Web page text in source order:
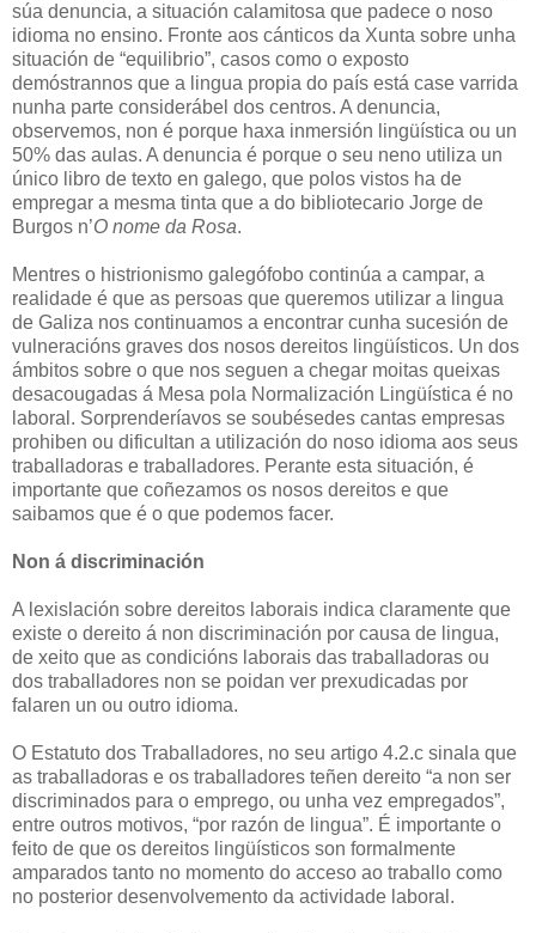
súa denuncia, a situación calamitosa que padece o noso
idioma no ensino. Fronte aos cánticos da Xunta sobre unha
situación de “equilibrio”, casos como o exposto
demóstrannos que a lingua propia do país está case varrida
nunha parte considerábel dos centros. A denuncia,
observemos, non é porque haxa inmersión lingüística ou un
50% das aulas. A denuncia é porque o seu neno utiliza un
único libro de texto en galego, que polos vistos ha de
empregar a mesma tinta que a do bibliotecario Jorge de
Burgos n’O nome da Rosa.
Mentres o histrionismo galegófobo continúa a campar, a
realidade é que as persoas que queremos utilizar a lingua
de Galiza nos continuamos a encontrar cunha sucesión de
vulneracións graves dos nosos dereitos lingüísticos. Un dos
ámbitos sobre o que nos seguen a chegar moitas queixas
desacougadas á Mesa pola Normalización Lingüística é no
laboral. Sorprenderíavos se soubésedes cantas empresas
prohiben ou dificultan a utilización do noso idioma aos seus
traballadoras e traballadores. Perante esta situación, é
importante que coñezamos os nosos dereitos e que
saibamos que é o que podemos facer.
Non á discriminación
A lexislación sobre dereitos laborais indica claramente que
existe o dereito á non discriminación por causa de lingua,
de xeito que as condicións laborais das traballadoras ou
dos traballadores non se poidan ver prexudicadas por
falaren un ou outro idioma.
O Estatuto dos Traballadores, no seu artigo 4.2.c sinala que
as traballadoras e os traballadores teñen dereito “a non ser
discriminados para o emprego, ou unha vez empregados”,
entre outros motivos, “por razón de lingua”. É importante o
feito de que os dereitos lingüísticos son formalmente
amparados tanto no momento do acceso ao traballo como
no posterior desenvolvemento da actividade laboral.